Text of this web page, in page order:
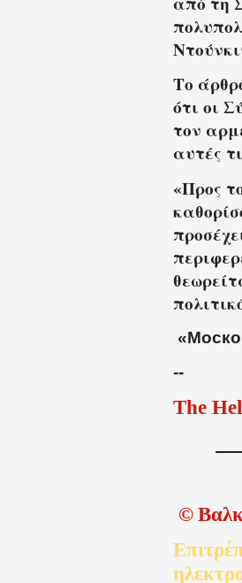
Το
ότι οι
τον
αυτές
«Προς
--
The
©